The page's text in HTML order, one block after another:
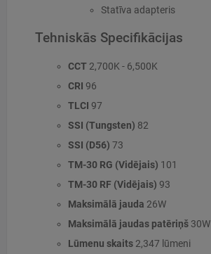
Statīva adapteris
Tehniskās Specifikācijas
CCT2,700K - 6,500K
CRI 96
TLCI 97
SSI (Tungsten) 82
SSI (D56) 73
TM-30 RG (Vidējais) 101
TM-30 RF (Vidējais) 93
Maksimālā jauda 26W
Maksimālā jaudas patēriņš30W
Lūmenu skaits2,347 lūmeni